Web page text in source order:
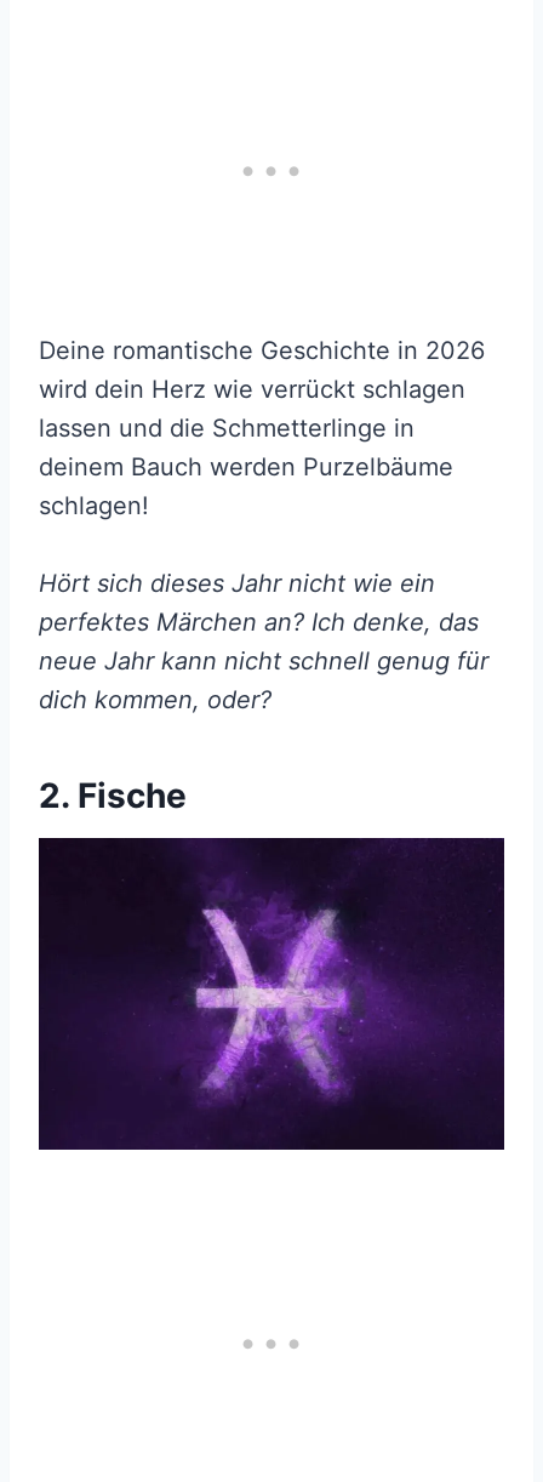
Deine romantische Geschichte in 2026
wird dein Herz wie verrückt schlagen
lassen und die Schmetterlinge in
deinem Bauch werden Purzelbäume
schlagen!
Hört sich dieses Jahr nicht wie ein
perfektes Märchen an? Ich denke, das
neue Jahr kann nicht schnell genug für
dich kommen, oder?
2. Fische